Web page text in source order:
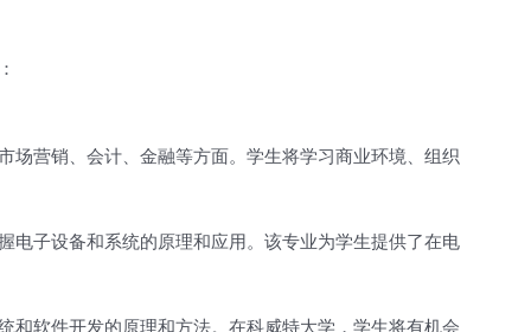
场营销、会计、金融等方面。学生将学习商业环境、组织
电子设备和系统的原理和应用。该专业为学生提供了在电
和软件开发的原理和方法。在科威特大学，学生将有机会